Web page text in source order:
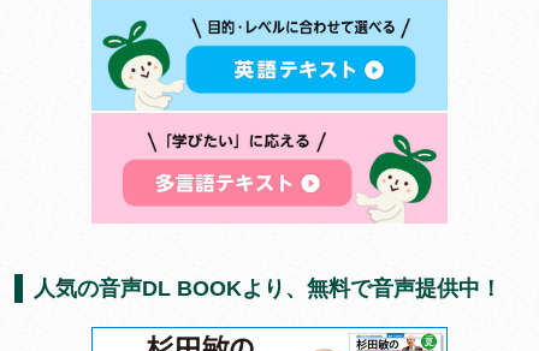
人気の音声DL BOOKより、無料で音声提供中！